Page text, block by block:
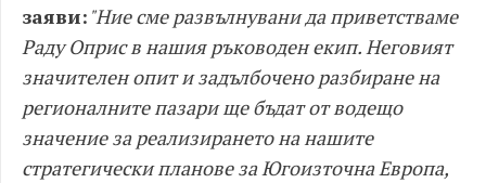
заяви: "Ние сме развълнувани да приветстваме
Раду Оприс в нашия ръководен екип. Неговият
значителен опит и задълбочено разбиране на
регионалните пазари ще бъдат от водещо
значение за реализирането на нашите
стратегически планове за Югоизточна Европа,